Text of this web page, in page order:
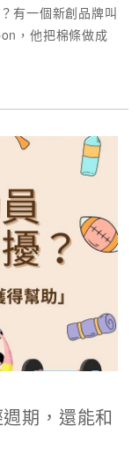
有一個新創品牌叫
，他把棉條做成
期，還能和